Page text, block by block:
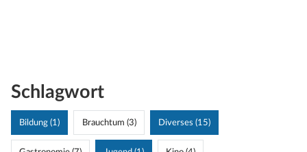
Schlagwort
Bildung (1) Brauchtum (3) Diverses (15)